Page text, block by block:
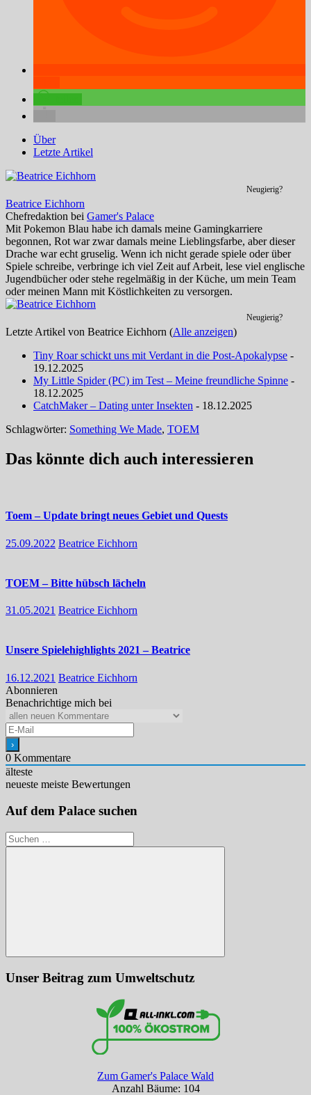
Über
Letzte Artikel
Neugierig?
Beatrice Eichhorn
Chefredaktion bei Gamer's Palace
Mit Pokemon Blau habe ich damals meine Gamingkarriere
begonnen, Rot war zwar damals meine Lieblingsfarbe, aber dieser
Drache war echt gruselig. Wenn ich nicht gerade spiele oder über
Spiele schreibe, verbringe ich viel Zeit auf Arbeit, lese viel englische
Jugendbücher oder stehe regelmäßig in der Küche, um mein Team
oder meinen Mann mit Köstlichkeiten zu versorgen.
Neugierig?
Letzte Artikel von Beatrice Eichhorn (Alle anzeigen)
Tiny Roar schickt uns mit Verdant in die Post-Apokalypse -
19.12.2025
My Little Spider (PC) im Test – Meine freundliche Spinne -
18.12.2025
CatchMaker – Dating unter Insekten - 18.12.2025
Schlagwörter: Something We Made, TOEM
Das könnte dich auch interessieren
Toem – Update bringt neues Gebiet und Quests
25.09.2022 Beatrice Eichhorn
TOEM – Bitte hübsch lächeln
31.05.2021 Beatrice Eichhorn
Unsere Spielehighlights 2021 – Beatrice
16.12.2021 Beatrice Eichhorn
Abonnieren
Benachrichtige mich bei
0 Kommentare
älteste
neueste meiste Bewertungen
Auf dem Palace suchen
Suchen
nach:
Suchen
Unser Beitrag zum Umweltschutz
Zum Gamer's Palace Wald
Anzahl Bäume: 104